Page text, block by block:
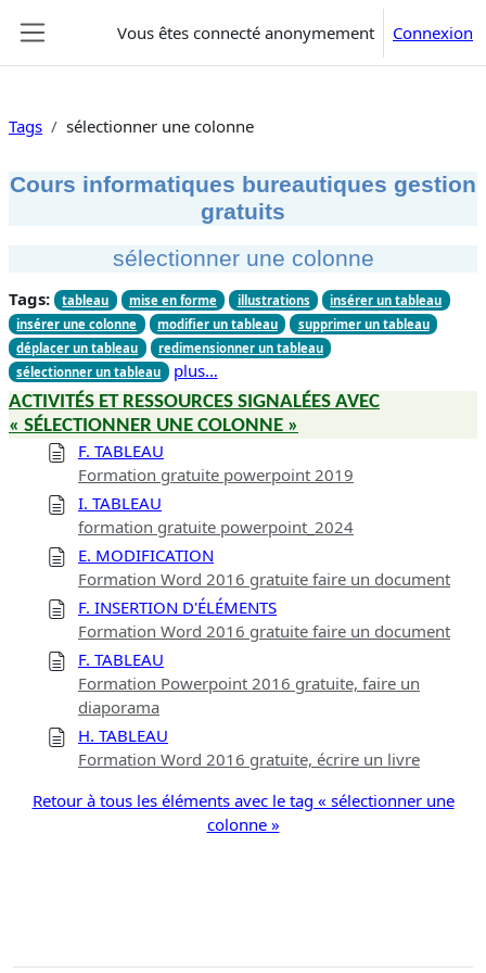
Vous êtes connecté anonymement Connexion
Tags sélectionner une colonne
Cours informatiques bureautiques gestion
gratuits
sélectionner une colonne
Tags: tableau mise en forme illustrations
insérer un tableau
insérer une colonne
modifier un tableau
supprimer un tableau
déplacer un tableau
redimensionner un tableau
sélectionner un tableau
plus…
ACTIVITÉS ET RESSOURCES SIGNALÉES AVEC
« SÉLECTIONNER UNE COLONNE »
F. TABLEAU
Formation gratuite powerpoint 2019
I. TABLEAU
formation gratuite powerpoint_2024
E. MODIFICATION
Formation Word 2016 gratuite faire un document
F. INSERTION D'ÉLÉMENTS
Formation Word 2016 gratuite faire un document
F. TABLEAU
Formation Powerpoint 2016 gratuite, faire un
diaporama
H. TABLEAU
Formation Word 2016 gratuite, écrire un livre
Retour à tous les éléments avec le tag « sélectionner une
colonne »